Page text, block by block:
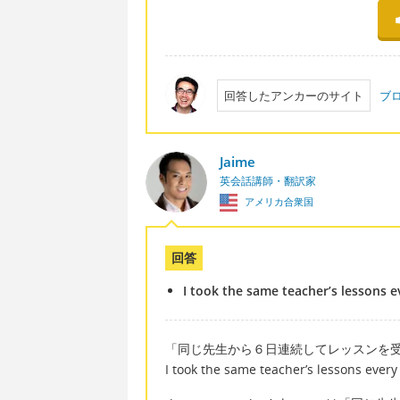
回答したアンカーのサイト ブ
Jaime
英会話講師・翻訳家
アメリカ合衆国
回答
I took the same teacher’s lessons
「同じ先生から６日連続してレッスン
I took the same teacher’s lessons